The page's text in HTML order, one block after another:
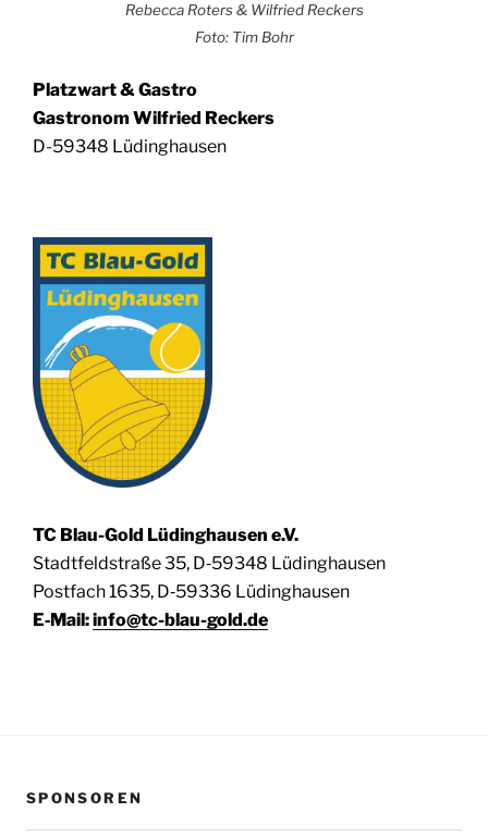
Rebec­ca Rot­ers & Wil­fried Reckers
Foto: Tim Bohr
Platz­wart & Gastro
Gas­tro­nom Wil­fried Reckers
D-59348 Lüding­hau­sen
TC Blau-Gold Lüding­hau­sen e.V.
Stadt­feld­stra­ße 35, D‑59348 Lüdinghausen
Post­fach 1635, D‑59336 Lüdinghausen
E‑Mail:info@tc-blau-gold.de
SPONSOREN